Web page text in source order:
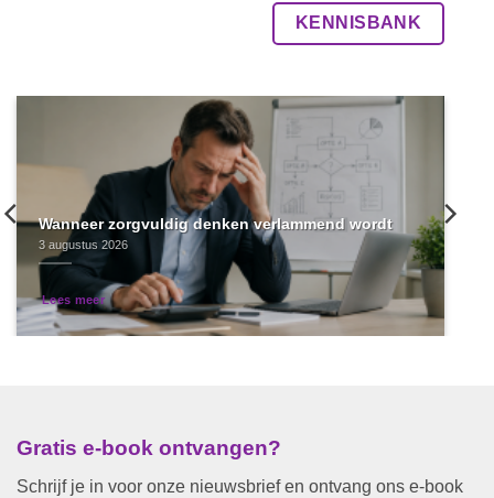
KENNISBANK
Wanneer zorgvuldig denken verlammend wordt
3 augustus 2026
Lees meer
Gratis e-book ontvangen?
Schrijf je in voor onze nieuwsbrief en ontvang ons e-book